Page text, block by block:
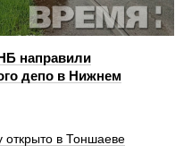
направили
депо в Нижнем
в Тоншаеве